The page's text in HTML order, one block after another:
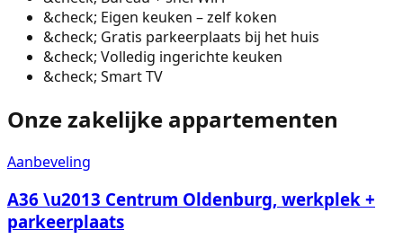
&check; Eigen keuken – zelf koken
&check; Gratis parkeerplaats bij het huis
&check; Volledig ingerichte keuken
&check; Smart TV
Onze zakelijke appartementen
Aanbeveling
A36 \u2013 Centrum Oldenburg, werkplek +
parkeerplaats